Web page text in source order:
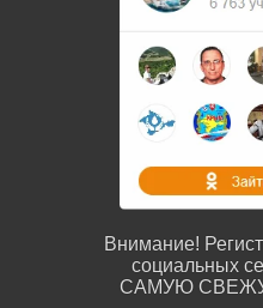
Внимание!
социальных
САМУЮ